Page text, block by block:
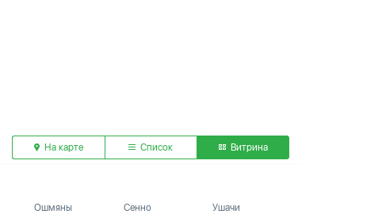
На карте Список Витрина
Ошмяны
Сенно
Ушачи